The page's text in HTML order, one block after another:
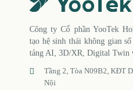
Công ty Cổ phần YooTek
tạo hệ sinh thái không gian
tảng AI, 3D/XR, Digital Twin
Tầng 2, Tòa N09B2, KĐT
Nội